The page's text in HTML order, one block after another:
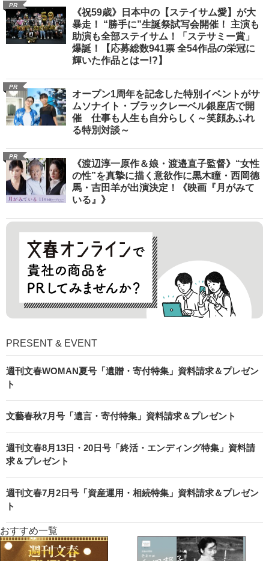
PR
《祝59歳》日本中の【ステイサム愛】が大
暴走！ “勝手に”生誕祭試写会開催！ 主演も
助演も全部ステイサム！「ステサミー賞」
爆誕！【応募総数941票 全54作品の栄冠に
輝いた作品とはー!?】
PR
オープン1周年を記念した特別イベントがサ
ムソナイト・ブラックレーベル銀座店で開
催 仕事も人生も自分らしく～笑顔あふれ
る特別対談～
PR
《渡辺淳一原作＆娘・渡邉直子監督》“女性
の性”を真摯に描く意欲作に黒木瞳・西岡德
馬・吉田羊が出演決定！《映画『月がみて
いる』》
PRESENT & EVENT
週刊文春WOMAN夏号「遺贈・寄付特集」資料請求＆プレゼン
ト
文藝春秋7月号「遺言・寄付特集」資料請求＆プレゼント
週刊文春8月13日・20日号「終活・エンディング特集」資料請
求＆プレゼント
週刊文春7月2日号「資産運用・相続特集」資料請求＆プレゼン
ト
おすすめ一覧